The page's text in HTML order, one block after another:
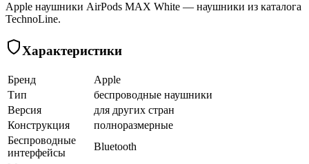
Apple наушники AirPods MAX White — наушники из каталога
TechnoLine.
Характеристики
Бренд
Apple
Тип
беспроводные наушники
Версия
для других стран
Конструкция
полноразмерные
Беспроводные
интерфейсы
Bluetooth